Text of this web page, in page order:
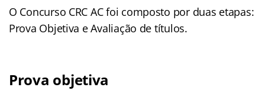
O Concurso CRC AC foi composto por duas etapas:
Prova Objetiva e Avaliação de títulos.
Prova objetiva